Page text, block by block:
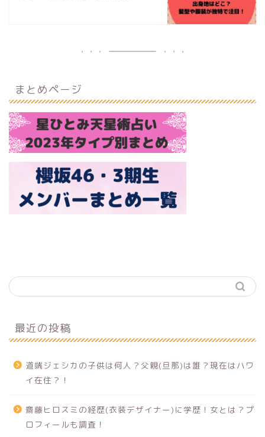
まとめページ
最近の投稿
道端ジェシカの子供は何人？父親(旦那)は誰？現在はハワ
イ在住？！
齋藤ヒロスミの経歴(衣装デザイナー)に学歴！女とは？プ
ロフィールも調査！